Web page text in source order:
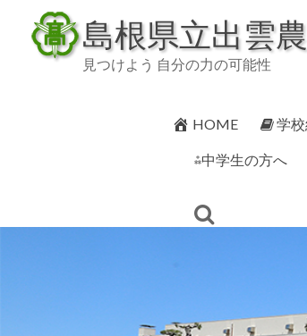
content
島根県立出雲
見つけよう 自分の力の可能性
HOME 学
⁂中学生の方へ